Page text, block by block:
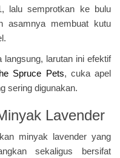
lalu semprotkan ke bulu
asamnya membuat kutu
larutan ini efektif
Spruce Pets, cuka apel
sering digunakan.
Lavender
minyak lavender yang
sekaligus bersifat